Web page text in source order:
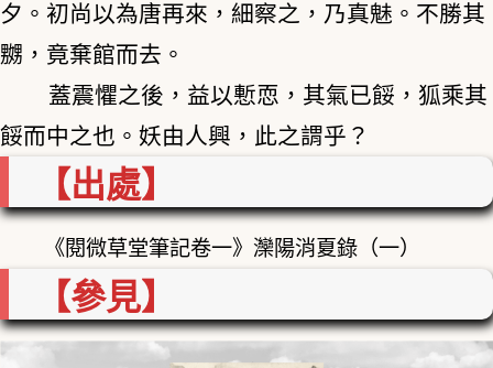
夕。初尚以為唐再來，細察之，乃真魅。不勝其
嬲，竟棄館而去。
蓋震懼之後，益以慙恧，其氣已餒，狐乘其
餒而中之也。妖由人興，此之謂乎？
【出處】
《閱微草堂筆記卷一》灤陽消夏錄（一）
【參見】